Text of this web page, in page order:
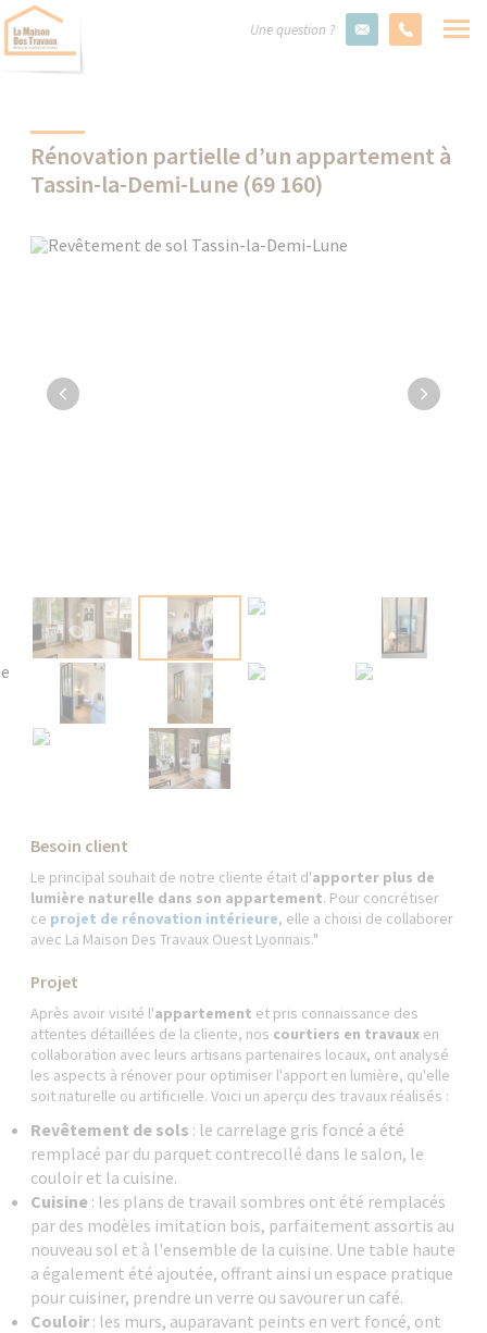
Une question ?
Rénovation partielle d’un appartement à
Tassin-la-Demi-Lune (69 160)
Besoin client
Le principal souhait de notre cliente était d'apporter plus de
lumière naturelle dans son appartement. Pour concrétiser
ce projet de rénovation intérieure, elle a choisi de collaborer
avec La Maison Des Travaux Ouest Lyonnais."
Projet
Après avoir visité l'appartement et pris connaissance des
attentes détaillées de la cliente, nos courtiers en travaux en
collaboration avec leurs artisans partenaires locaux, ont analysé
les aspects à rénover pour optimiser l'apport en lumière, qu'elle
soit naturelle ou artificielle. Voici un aperçu des travaux réalisés :
Revêtement de sols : le carrelage gris foncé a été
remplacé par du parquet contrecollé dans le salon, le
couloir et la cuisine.
Cuisine : les plans de travail sombres ont été remplacés
par des modèles imitation bois, parfaitement assortis au
nouveau sol et à l'ensemble de la cuisine. Une table haute
a également été ajoutée, offrant ainsi un espace pratique
pour cuisiner, prendre un verre ou savourer un café.
Couloir : les murs, auparavant peints en vert foncé, ont